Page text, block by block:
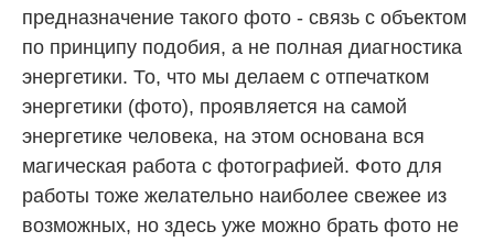
предназначение такого фото - связь с объектом
по принципу подобия, а не полная диагностика
энергетики. То, что мы делаем с отпечатком
энергетики (фото), проявляется на самой
энергетике человека, на этом основана вся
магическая работа с фотографией. Фото для
работы тоже желательно наиболее свежее из
возможных, но здесь уже можно брать фото не